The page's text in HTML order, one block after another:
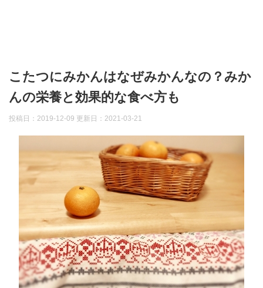
こたつにみかんはなぜみかんなの？みか
んの栄養と効果的な食べ方も
投稿日：2019-12-09 更新日： 2021-03-21